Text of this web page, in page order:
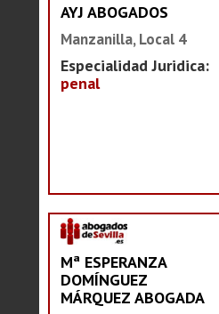
AYJ ABOGADOS
Manzanilla, Local 4
Especialidad Juridica:
penal
Mª ESPERANZA
DOMÍNGUEZ
MÁRQUEZ ABOGADA